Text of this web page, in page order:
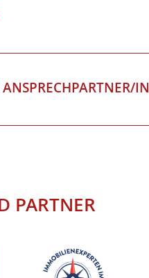
IN
PARTNER